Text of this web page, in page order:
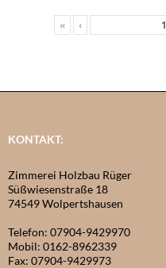
« ‹
KONTAKT:
Zimmerei Holzbau Rüger
Süßwiesenstraße 18
74549 Wolpertshausen
Telefon: 07904-9429970
Mobil: 0162-8962339
Fax: 07904-9429973